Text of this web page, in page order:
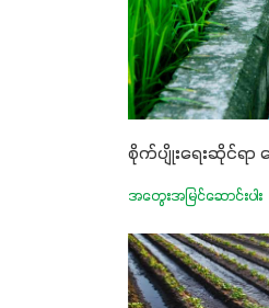
စိုက်ပျိုးရေးဆိုင်ရာ
အတွေးအမြင်ဆောင်းပါး